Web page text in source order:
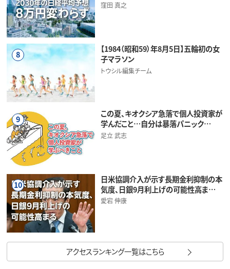
窪田 真之
8
【1984（昭和59）年8月5日】五輪初の女
子マラソン
トウシル編集チーム
9
この夏、キオクシア急落で個人投資家が
学んだこと…自分は暴落パニック…
足立 武志
10
日米協調介入が示す長期金利抑制の本
気度、日銀9月利上げの可能性高ま…
愛宕 伸康
アクセスランキング一覧はこちら